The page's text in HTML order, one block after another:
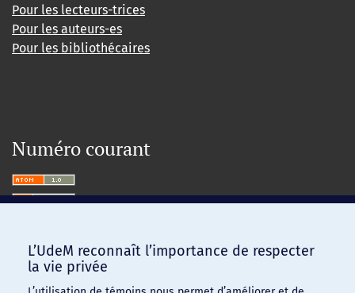
Pour les lecteurs-trices
Pour les auteurs-es
Pour les bibliothécaires
Numéro courant
L’UdeM reconnaît l’importance de respecter
la vie privée